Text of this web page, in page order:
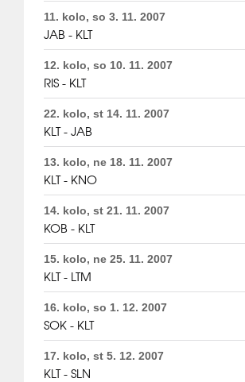
11. kolo, so 3. 11. 2007
JAB - KLT
12. kolo, so 10. 11. 2007
RIS - KLT
22. kolo, st 14. 11. 2007
KLT - JAB
13. kolo, ne 18. 11. 2007
KLT - KNO
14. kolo, st 21. 11. 2007
KOB - KLT
15. kolo, ne 25. 11. 2007
KLT - LTM
16. kolo, so 1. 12. 2007
SOK - KLT
17. kolo, st 5. 12. 2007
KLT - SLN